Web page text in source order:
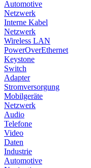
Automotive
Netzwerk
Interne Kabel
Netzwerk
Wireless LAN
PowerOverEthernet
Keystone
Switch
Adapter
Stromversorgung
Mobilgeräte
Netzwerk
Audio
Telefone
Video
Daten
Industrie
Automotive